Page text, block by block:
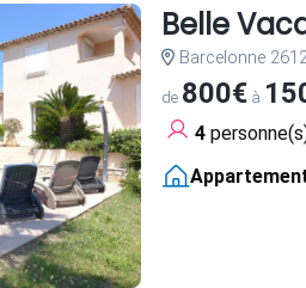
Belle
Barcelonne
de 800€à
4